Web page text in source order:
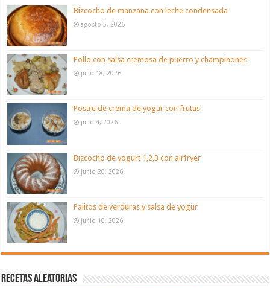
Bizcocho de manzana con leche condensada
agosto 5, 2026
Pollo con salsa cremosa de puerro y champiñones
julio 18, 2026
Postre de crema de yogur con frutas
julio 4, 2026
Bizcocho de yogurt 1,2,3 con airfryer
junio 20, 2026
Palitos de verduras y salsa de yogur
junio 10, 2026
Recetas aleatorias